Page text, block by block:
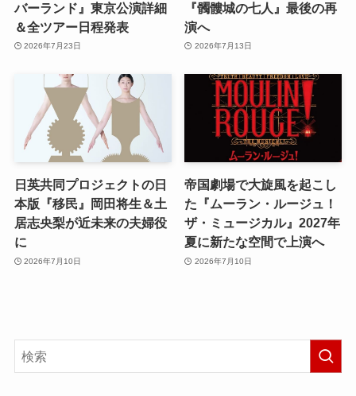
バーランド』東京公演詳細
＆全ツアー日程発表
2026年7月23日
『髑髏城の七人』最後の再
演へ
2026年7月13日
日英共同プロジェクトの日
本版『移民』岡田将生＆土
居志央梨が近未来の夫婦役
に
2026年7月10日
帝国劇場で大旋風を起こし
た『ムーラン・ルージュ！
ザ・ミュージカル』2027年
夏に新たな空間で上演へ
2026年7月10日